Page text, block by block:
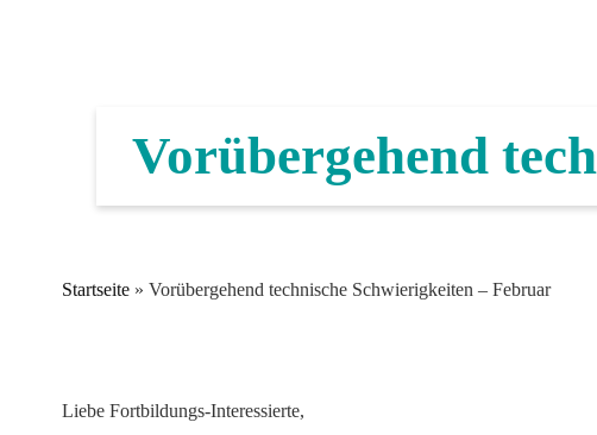
Vorübergehend
Startseite » Vorübergehend technische Schwierigkeiten – Februar
Liebe Fortbildungs-Interessierte,